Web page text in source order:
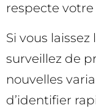
respecte
Si vous laissez
surveillez de
nouvelles
d’identifier